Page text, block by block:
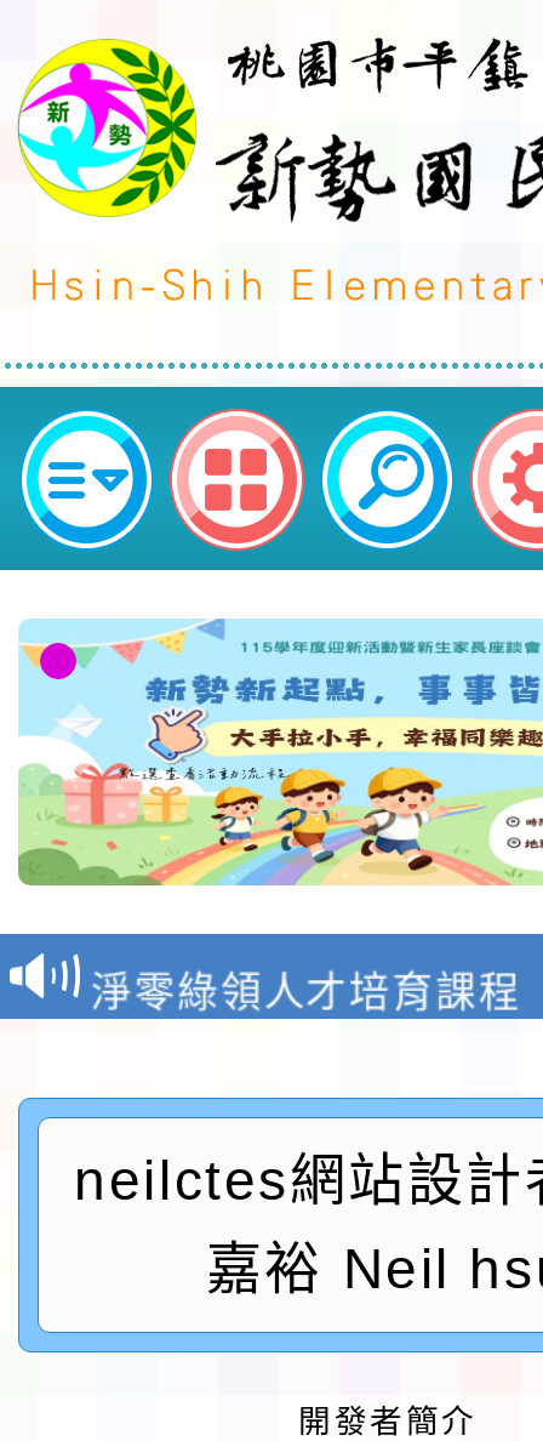
neilctes網站設計者：徐嘉裕
報
淨零綠領人才培育課程
及師生本土語及新住民
實施要點各1份
115年食農教育專業人
程
函轉國家通訊傳播委員
鎮韌性（防空）演習－
速演練執行計畫」
「115年金融知識線上
法」
本校115學年度第1學
第3次招考代課鐘點教
檢送「桃園市115學年
neilctes網站設計
嘉裕 Neil
開發者簡介